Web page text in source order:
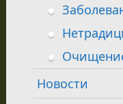
Новости